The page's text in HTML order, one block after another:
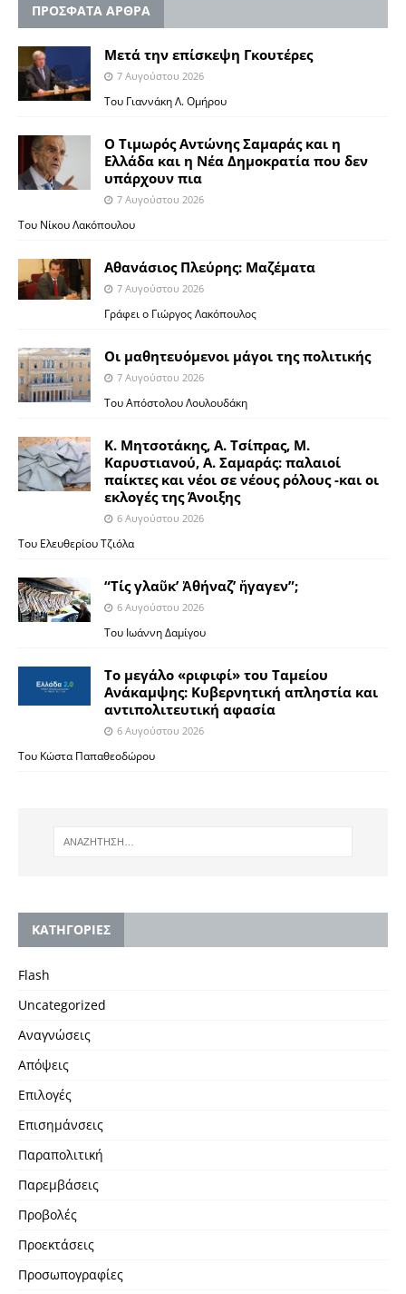
ΠΡΟΣΦΑΤΑ ΑΡΘΡΑ
Μετά την επίσκεψη Γκουτέρες
7 Αυγούστου 2026
Του Γιαννάκη Λ. Ομήρου
Ο Τιμωρός Αντώνης Σαμαράς και η
Ελλάδα και η Νέα Δημοκρατία που δεν
υπάρχουν πια
7 Αυγούστου 2026
Του Νίκου Λακόπουλου
Αθανάσιος Πλεύρης: Μαζέματα
7 Αυγούστου 2026
Γράφει ο Γιώργος Λακόπουλος
Οι μαθητευόμενοι μάγοι της πολιτικής
7 Αυγούστου 2026
Του Απόστολου Λουλουδάκη
Κ. Μητσοτάκης, Α. Τσίπρας, Μ.
Καρυστιανού, Α. Σαμαράς: παλαιοί
παίκτες και νέοι σε νέους ρόλους -και οι
εκλογές της Άνοιξης
6 Αυγούστου 2026
Του Ελευθερίου Τζιόλα
“Τίς γλαῦκ’ Ἀθήναζ’ ἤγαγεν”;
6 Αυγούστου 2026
Του Ιωάννη Δαμίγου
Το μεγάλο «ριφιφί» του Ταμείου
Ανάκαμψης: Κυβερνητική απληστία και
αντιπολιτευτική αφασία
6 Αυγούστου 2026
Του Κώστα Παπαθεοδώρου
KΑΤΗΓΟΡΙΕΣ
Flash
Uncategorized
Αναγνώσεις
Απόψεις
Επιλογές
Επισημάνσεις
Παραπολιτική
Παρεμβάσεις
Προβολές
Προεκτάσεις
Προσωπογραφίες